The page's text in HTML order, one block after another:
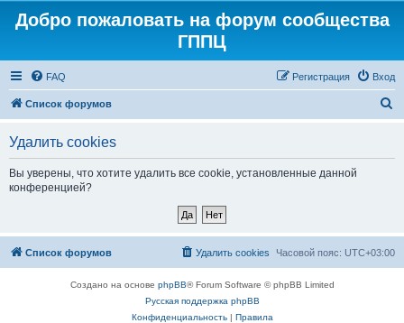
Добро пожаловать на форум сообщества
ГППЦ
FAQ Вход
Регистрация
Список форумов
Удалить cookies
Вы уверены, что хотите удалить все cookie, установленные данной
конференцией?
Список форумов Часовой пояс: UTC+03:00
Удалить cookies
Создано на основе phpBB® Forum Software © phpBB Limited
Русская поддержка phpBB
Конфиденциальность| Правила